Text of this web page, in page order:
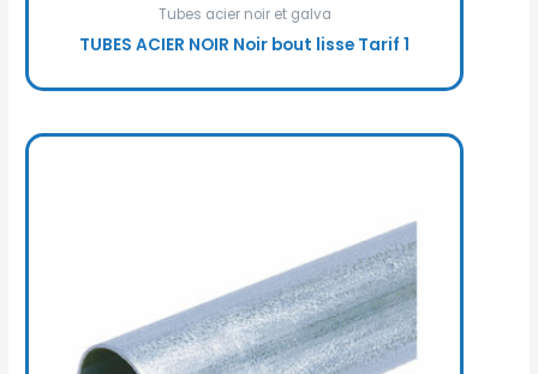
Tubes acier noir et galva
TUBES ACIER NOIR Noir bout lisse Tarif 1